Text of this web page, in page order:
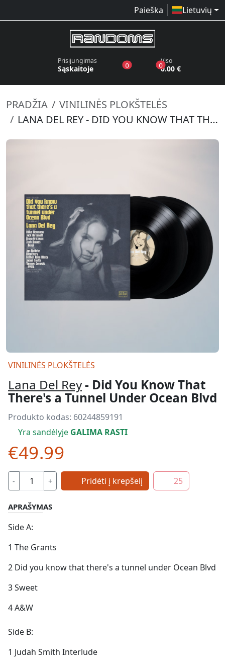
Paieška Lietuvių
Prisijungimas
Sąskaitoje 0produktai pageidavimų sąraše
0produktai
Viso
0.00 €
PRADŽIA
VINILINĖS PLOKŠTELĖS
LANA DEL REY - DID YOU KNOW THAT THERE'S A TUNNEL UNDER OCEAN BLVD
VINILINĖS PLOKŠTELĖS
Lana Del Rey- Did You Know That
There's a Tunnel Under Ocean Blvd
Produkto kodas: 60244859191
Yra sandėlyje GALIMA RASTI
€49.99
- + Pridėti į krepšelį 25
APRAŠYMAS
Side A:
1 The Grants
2 Did you know that there's a tunnel under Ocean Blvd
3 Sweet
4 A&W
Side B:
1 Judah Smith Interlude